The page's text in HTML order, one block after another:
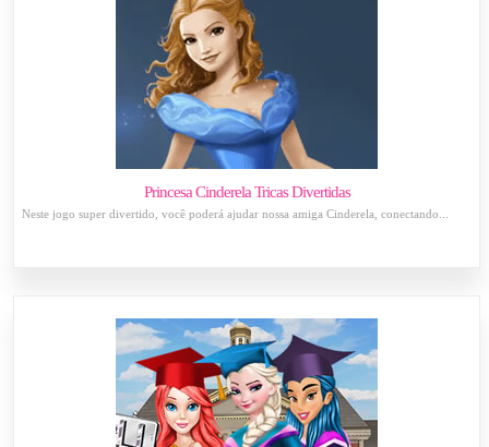
Princesa Cinderela Tricas Divertidas
Neste jogo super divertido, você poderá ajudar nossa amiga Cinderela, conectando...